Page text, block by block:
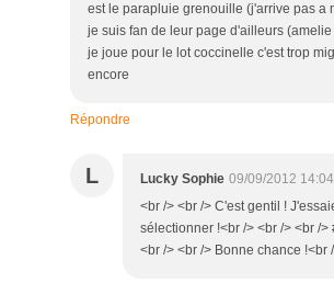
est le parapluie grenouille (j'arrive pas a
je suis fan de leur page d'ailleurs
je joue pour le lot coccinelle c'est trop
encore
Répondre
L Lucky Sophie 09/09/2012 14:04
<br /> <br /> C'est gentil !
sélectionner !<br /> <br /> <br /
<br /> <br /> Bonne chance !<br